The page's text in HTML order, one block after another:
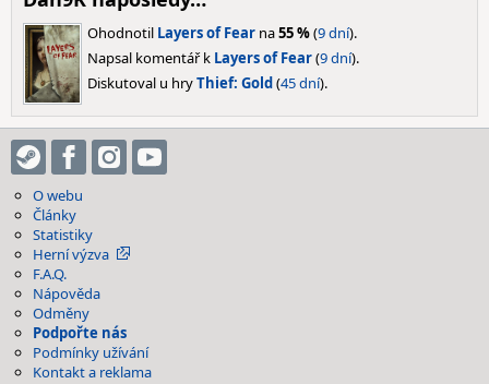
Ohodnotil Layers of Fear na55 %(9 dní).
Napsal komentář k Layers of Fear(9 dní).
Diskutoval u hryThief: Gold(45 dní).
O webu
Články
Statistiky
Herní výzva
F.A.Q.
Nápověda
Odměny
Podpořte nás
Podmínky užívání
Kontakt a reklama